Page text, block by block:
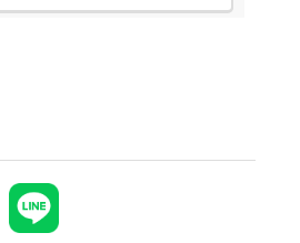
後片付け・食器洗い(食洗機あり)